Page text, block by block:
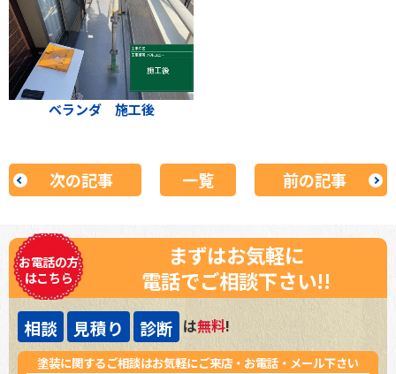
ベランダ 施工後
次の記事 一覧 前の記事
お電話の方
はこちら
まずはお気軽に
電話でご相談下さい!!
相談 見積り 診断 は無料!
塗装に関するご相談はお気軽にご来店・お電話・メール下さい